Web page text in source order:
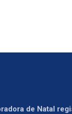
de Natal